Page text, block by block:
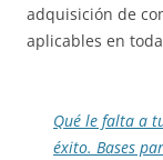
adquisición de
aplicables en
Qué le falta a
éxito. Bases